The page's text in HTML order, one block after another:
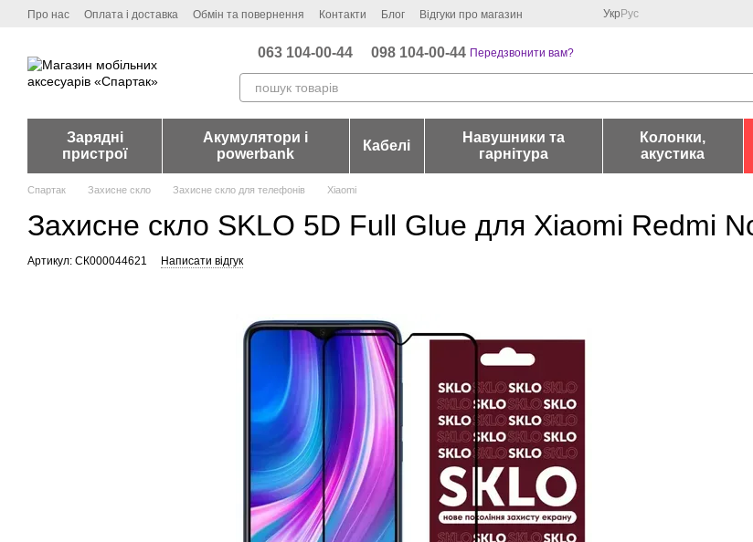
Перейти до основного контенту
Про нас Оплата і доставка Обмін та повернення Контакти Блог Відгуки про магазин Укр Рус
063 104-00-44 098 104-00-44 Передзвонити вам?
Зарядні
пристрої
Акумулятори і
powerbank
Кабелі
Навушники та
гарнітура
Колонки,
акустика
Спартак Захисне скло Захисне скло для телефонів Xiaomi
Захисне скло SKLO 5D Full Glue для Xiaomi Redmi
Артикул: СК000044621 Написати відгук